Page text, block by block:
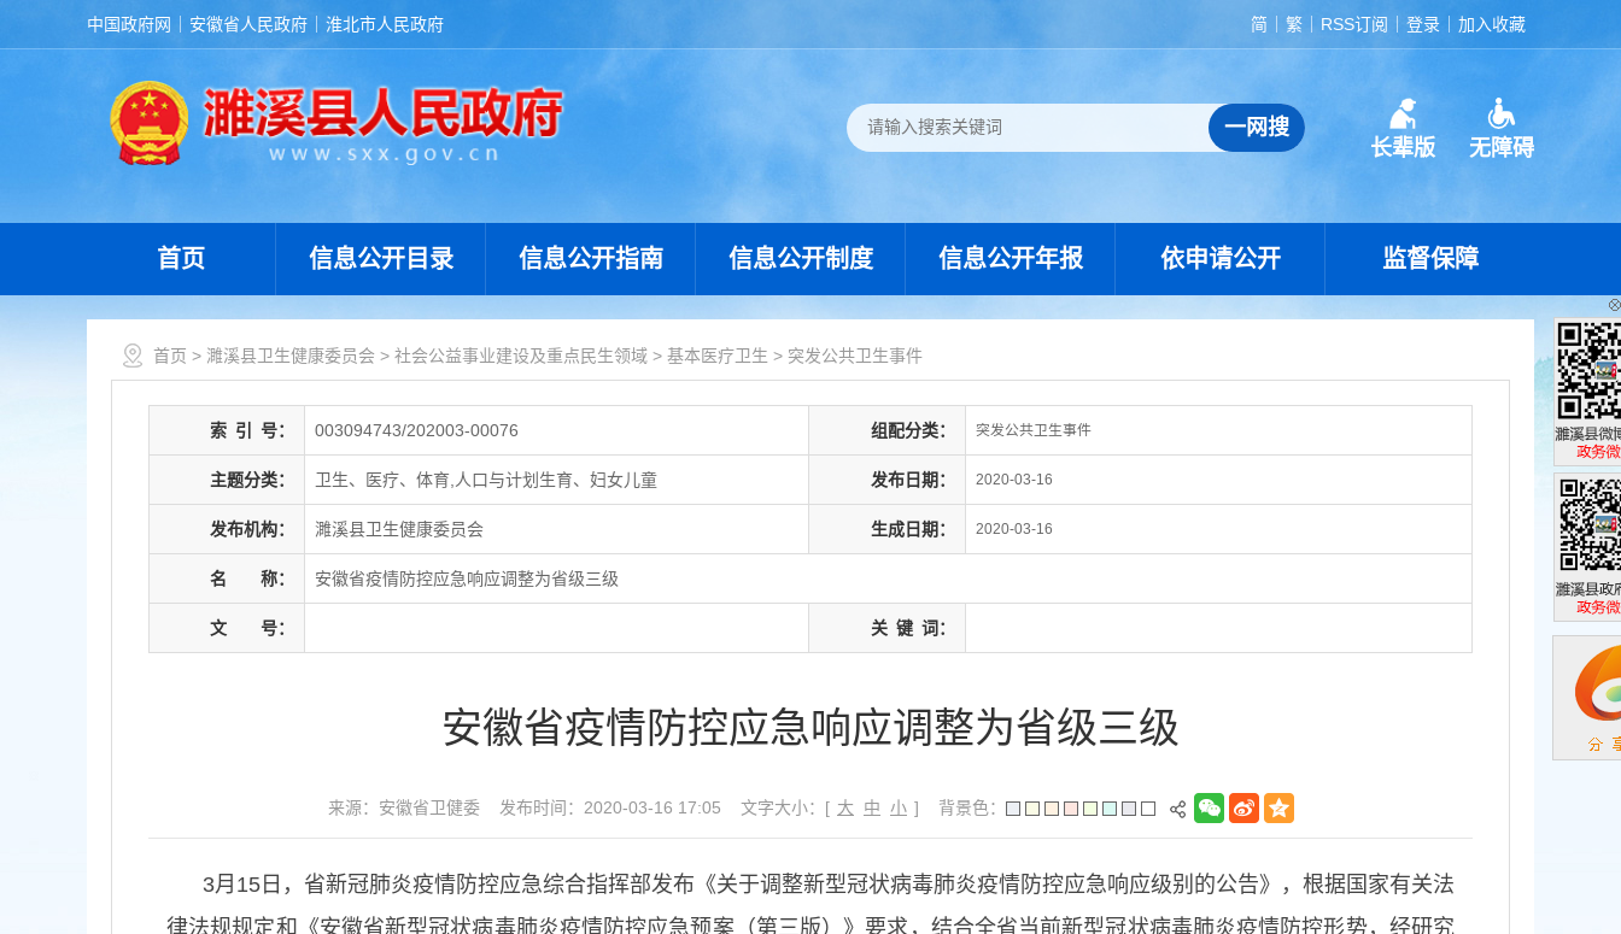
中国政府网 安徽省人民政府 淮北市人民政府 简 繁 RSS订阅 登录 加入收藏
长辈版 无障碍
首页 信息公开目录 信息公开指南 信息公开制度 信息公开年报 依申请公开 监督保障
首页 > 濉溪县卫生健康委员会 > 社会公益事业建设及重点民生领域 > 基本医疗卫生 > 突发公共卫生事件
索 引 号： 003094743/202003-00076 组配分类： 突发公共卫生事件
主题分类： 卫生、医疗、体育,人口与计划生育、妇女儿童 发布日期： 2020-03-16
发布机构： 濉溪县卫生健康委员会 生成日期： 2020-03-16
名 称： 安徽省疫情防控应急响应调整为省级三级
文 号： 关 键 词：
安徽省疫情防控应急响应调整为省级三级
来源：安徽省卫健委 发布时间：2020-03-16 17:05 文字大小：[ 大 中 小 ] 背景色：
3月15日，省新冠肺炎疫情防控应急综合指挥部发布《关于调整新型冠状病毒肺炎疫情防控应急响应级别的公告》，根据国家有关法
律法规规定和《安徽省新型冠状病毒肺炎疫情防控应急预案（第三版）》要求，结合全省当前新型冠状病毒肺炎疫情防控形势，经研究
濉溪县政
政务微博
濉溪县政
政务微信